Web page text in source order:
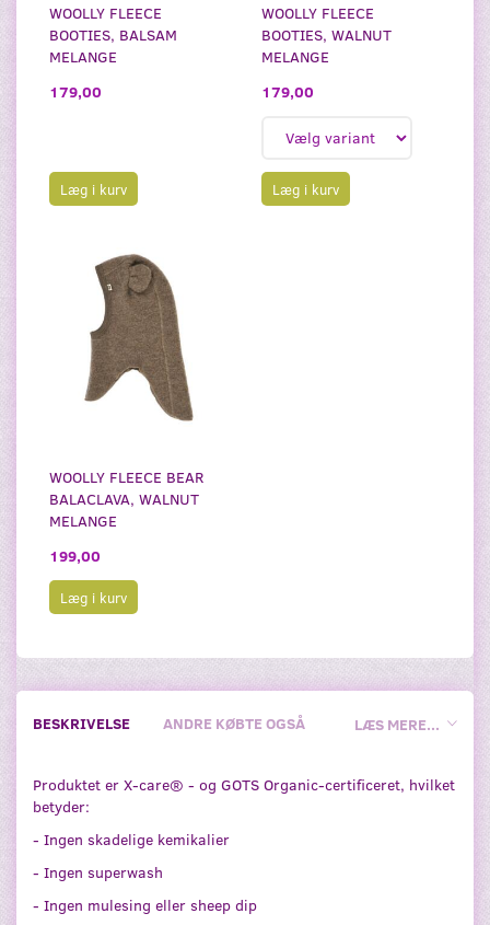
WOOLLY FLEECE
BOOTIES, BALSAM
MELANGE
179,00
Læg i kurv
WOOLLY FLEECE
BOOTIES, WALNUT
MELANGE
179,00
Læg i kurv
WOOLLY FLEECE BEAR
BALACLAVA, WALNUT
MELANGE
199,00
Læg i kurv
LÆS MERE...
BESKRIVELSE ANDRE KØBTE OGSÅ
Produktet er X-care® - og GOTS Organic-certificeret, hvilket
betyder:
- Ingen skadelige kemikalier
- Ingen superwash
- Ingen mulesing eller sheep dip